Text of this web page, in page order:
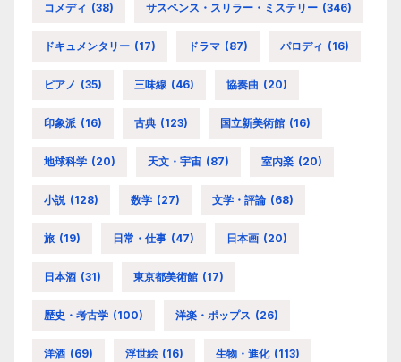
コメディ (38) サスペンス・スリラー・ミステリー (346)
ドキュメンタリー (17) ドラマ (87) パロディ (16)
ピアノ (35) 三味線 (46) 協奏曲 (20)
印象派 (16) 古典 (123) 国立新美術館 (16)
地球科学 (20) 天文・宇宙 (87) 室内楽 (20)
小説 (128) 数学 (27) 文学・評論 (68)
旅 (19) 日常・仕事 (47) 日本画 (20)
日本酒 (31) 東京都美術館 (17)
歴史・考古学 (100) 洋楽・ポップス (26)
洋酒 (69) 浮世絵 (16) 生物・進化 (113)